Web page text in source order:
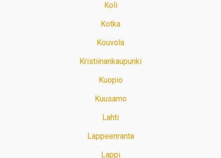
Koli
Kotka
Kouvola
Kristiinankaupunki
Kuopio
Kuusamo
Lahti
Lappeenranta
Lappi